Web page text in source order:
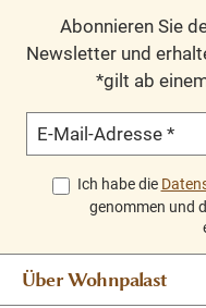
Abonnieren Sie
Newsletter und
*gilt ab
E-Mail-Adresse *
Ich habe die
genommen und
Über Wohnpalast